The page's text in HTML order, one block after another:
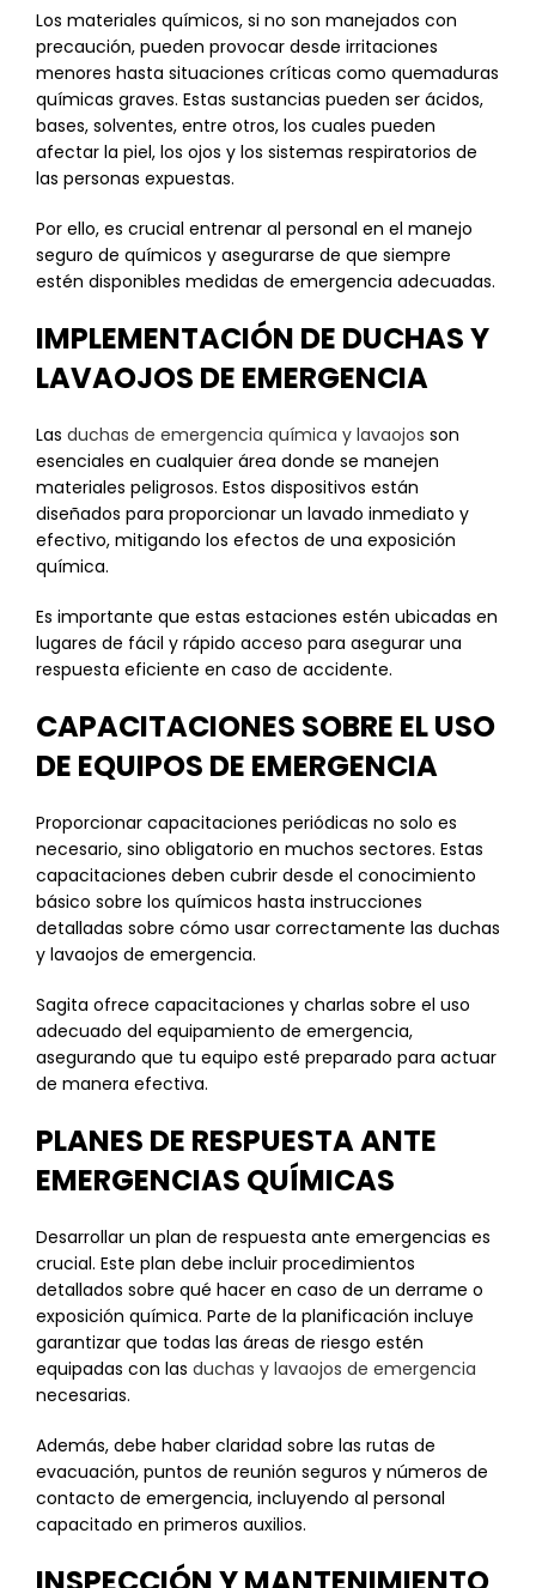
Los materiales químicos, si no son manejados con
precaución, pueden provocar desde irritaciones
menores hasta situaciones críticas como quemaduras
químicas graves. Estas sustancias pueden ser ácidos,
bases, solventes, entre otros, los cuales pueden
afectar la piel, los ojos y los sistemas respiratorios de
las personas expuestas.
Por ello, es crucial entrenar al personal en el manejo
seguro de químicos y asegurarse de que siempre
estén disponibles medidas de emergencia adecuadas.
IMPLEMENTACIÓN DE DUCHAS Y
LAVAOJOS DE EMERGENCIA
Las duchas de emergencia química y lavaojos son
esenciales en cualquier área donde se manejen
materiales peligrosos. Estos dispositivos están
diseñados para proporcionar un lavado inmediato y
efectivo, mitigando los efectos de una exposición
química.
Es importante que estas estaciones estén ubicadas en
lugares de fácil y rápido acceso para asegurar una
respuesta eficiente en caso de accidente.
CAPACITACIONES SOBRE EL USO
DE EQUIPOS DE EMERGENCIA
Proporcionar capacitaciones periódicas no solo es
necesario, sino obligatorio en muchos sectores. Estas
capacitaciones deben cubrir desde el conocimiento
básico sobre los químicos hasta instrucciones
detalladas sobre cómo usar correctamente las duchas
y lavaojos de emergencia.
Sagita ofrece capacitaciones y charlas sobre el uso
adecuado del equipamiento de emergencia,
asegurando que tu equipo esté preparado para actuar
de manera efectiva.
PLANES DE RESPUESTA ANTE
EMERGENCIAS QUÍMICAS
Desarrollar un plan de respuesta ante emergencias es
crucial. Este plan debe incluir procedimientos
detallados sobre qué hacer en caso de un derrame o
exposición química. Parte de la planificación incluye
garantizar que todas las áreas de riesgo estén
equipadas con las duchas y lavaojos de emergencia
necesarias.
Además, debe haber claridad sobre las rutas de
evacuación, puntos de reunión seguros y números de
contacto de emergencia, incluyendo al personal
capacitado en primeros auxilios.